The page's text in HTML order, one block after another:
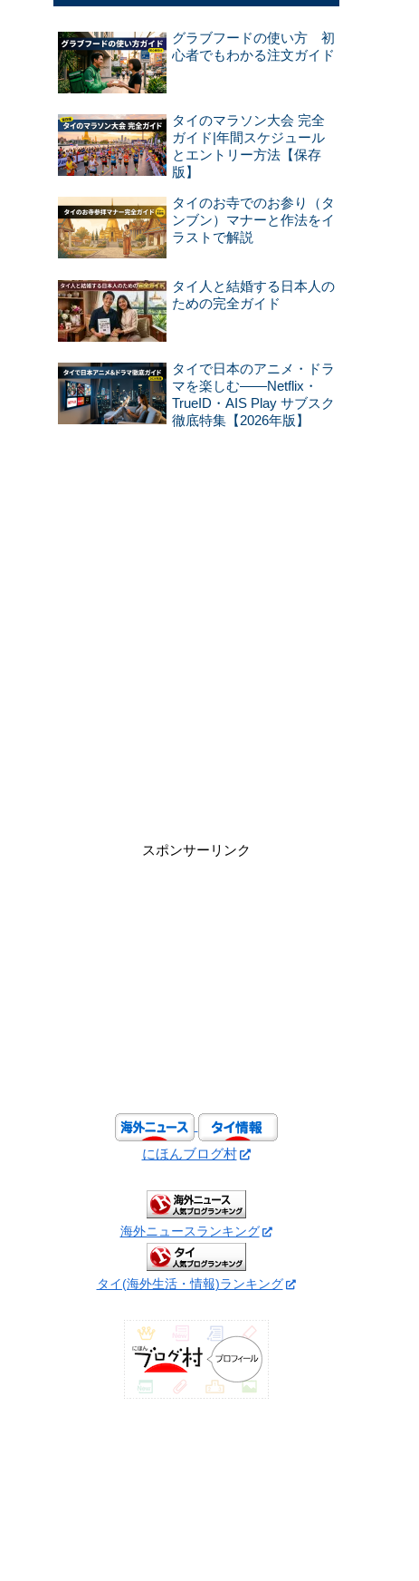
グラブフードの使い方 初
心者でもわかる注文ガイド
タイのマラソン大会 完全
ガイド|年間スケジュール
とエントリー方法【保存
版】
タイのお寺でのお参り（タ
ンブン）マナーと作法をイ
ラストで解説
タイ人と結婚する日本人の
ための完全ガイド
タイで日本のアニメ・ドラ
マを楽しむ——Netflix・
TrueID・AIS Play サブスク
徹底特集【2026年版】
スポンサーリンク
にほんブログ村
海外ニュースランキング
タイ(海外生活・情報)ランキング